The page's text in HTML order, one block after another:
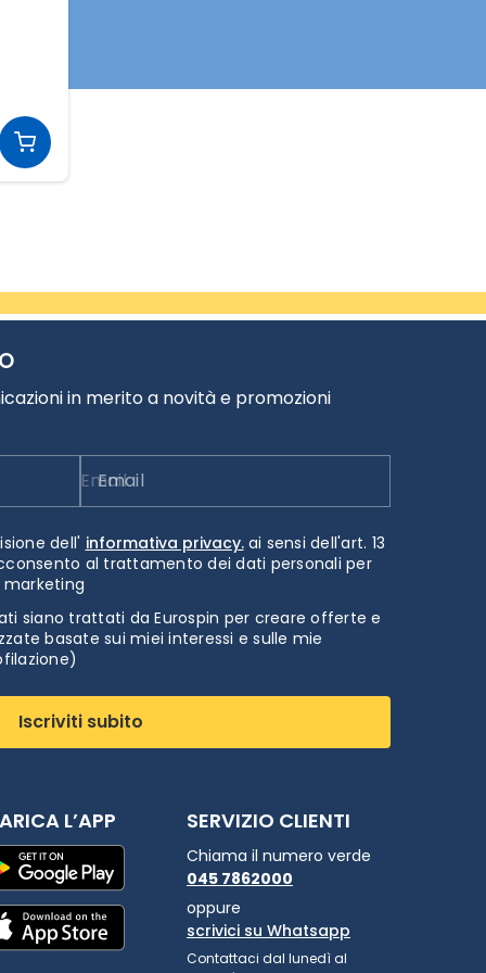
in merito a novità e promozioni
Email
dell' informativa privacy.ai sensi dell'art. 13
al trattamento dei dati personali per
siano trattati da Eurospin per creare offerte e
basate sui miei interessi e sulle mie
Iscriviti subito
L’APP SERVIZIO CLIENTI
Chiama il numero verde
045 7862000
oppure
scrivici su Whatsapp
Contattaci dal lunedì al